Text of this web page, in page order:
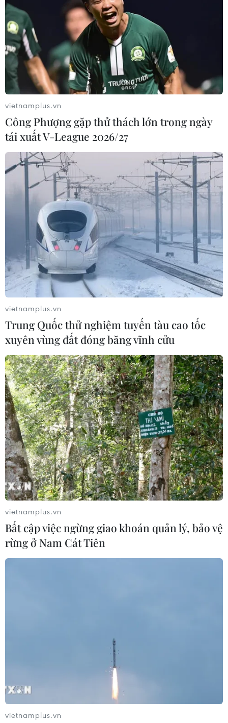
vietnamplus.vn
Công Phượng gặp thử thách lớn trong ngày
tái xuất V-League 2026/27
vietnamplus.vn
Trung Quốc thử nghiệm tuyến tàu cao tốc
xuyên vùng đất đóng băng vĩnh cửu
vietnamplus.vn
Bất cập việc ngừng giao khoán quản lý, bảo vệ
rừng ở Nam Cát Tiên
vietnamplus.vn